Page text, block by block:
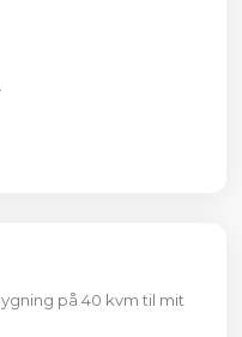
på 40 kvm til mit